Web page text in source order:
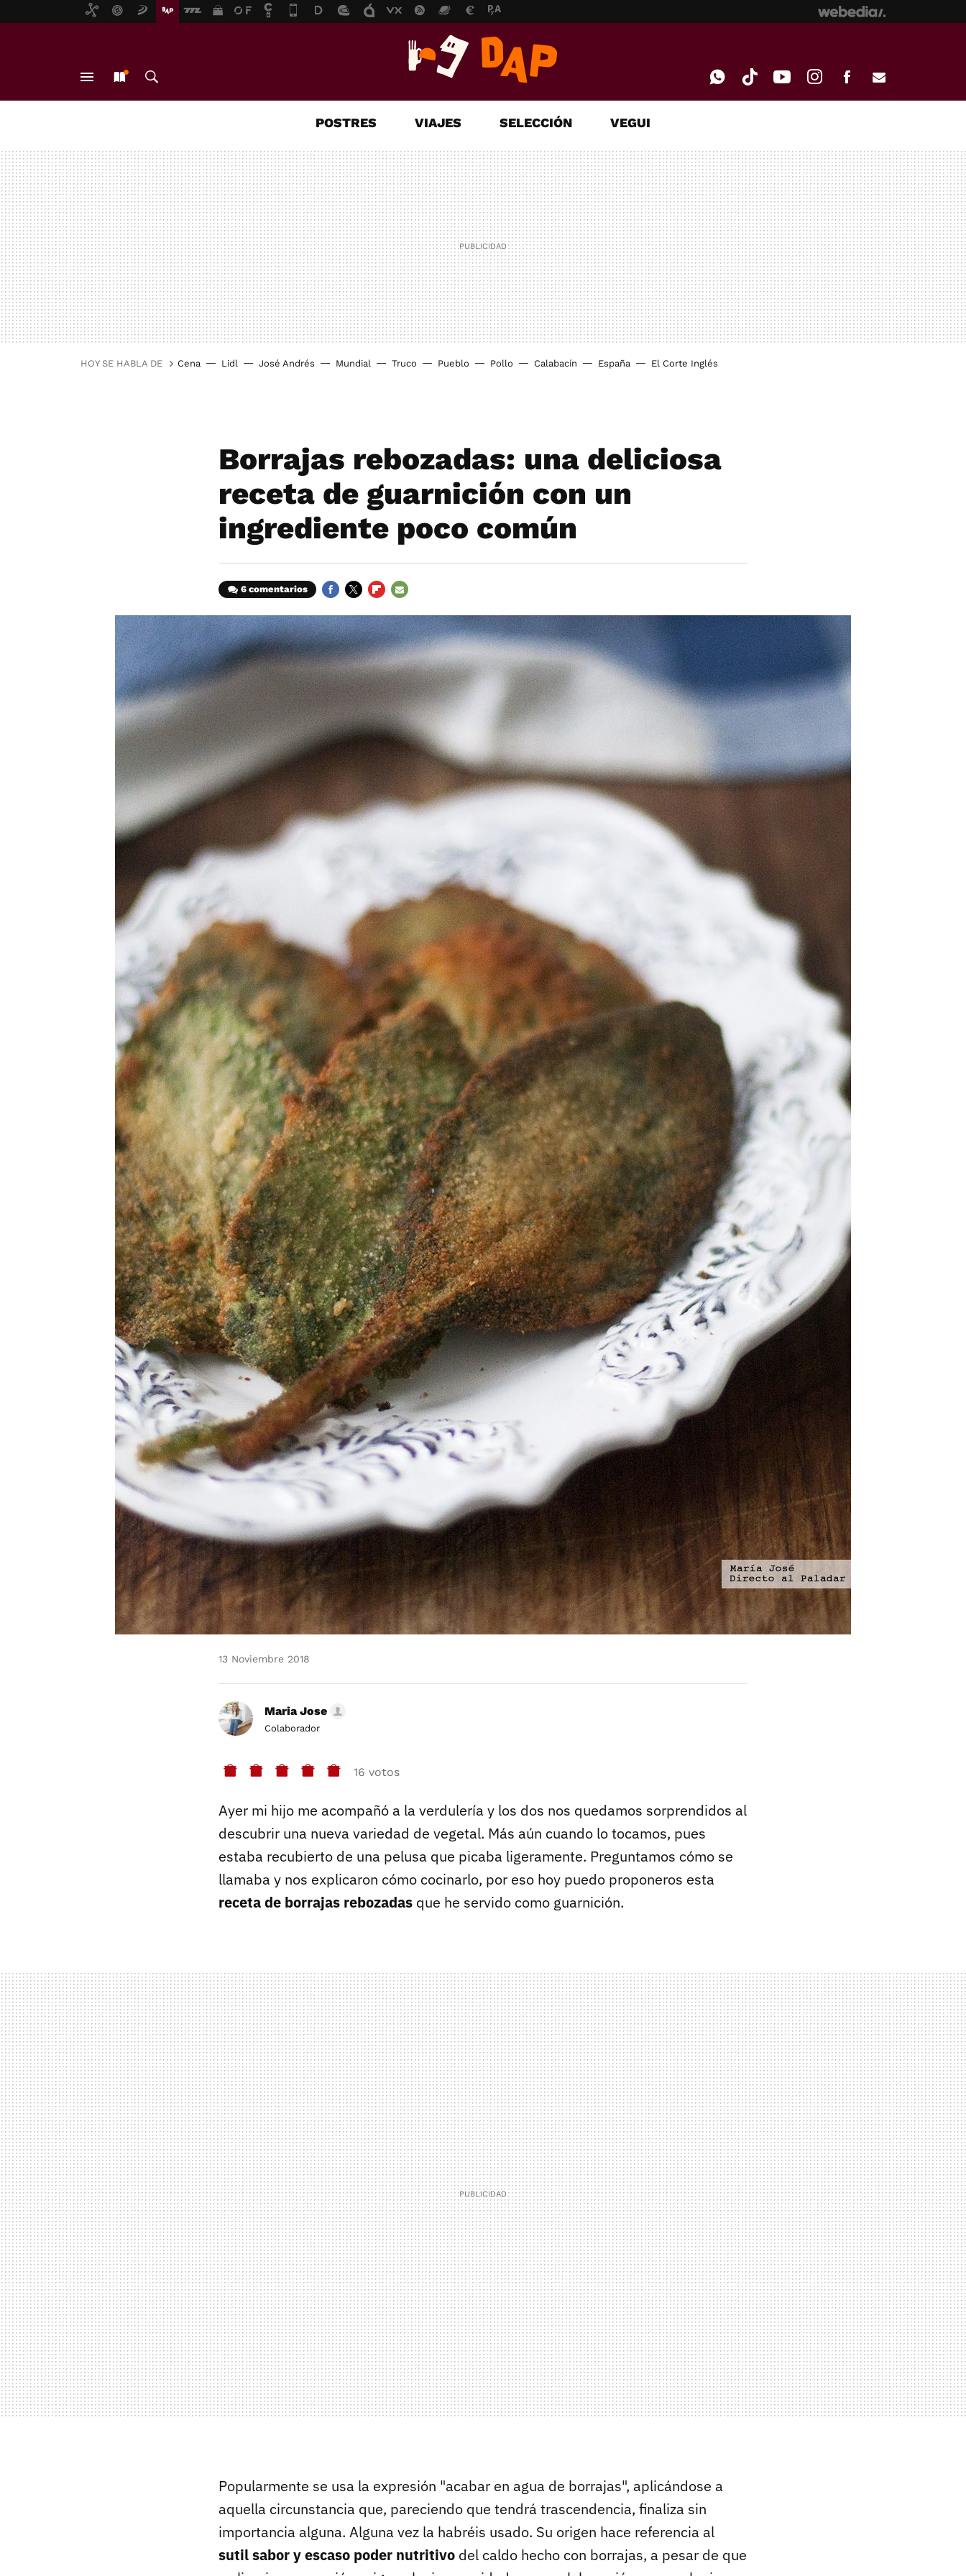
MAIL
POSTRES VIAJES SELECCIÓN VEGUI
HOY SE HABLA DE Cena Lidl José Andrés Mundial Truco Pueblo Pollo Calabacín España El Corte Inglés
Borrajas rebozadas: una deliciosa
receta de guarnición con un
ingrediente poco común
6 comentarios
MAIL
13 Noviembre 2018
Maria Jose
Colaborador
16 votos
Ayer mi hijo me acompañó a la verdulería y los dos nos quedamos sorprendidos al
descubrir una nueva variedad de vegetal. Más aún cuando lo tocamos, pues
estaba recubierto de una pelusa que picaba ligeramente. Preguntamos cómo se
llamaba y nos explicaron cómo cocinarlo, por eso hoy puedo proponeros esta
receta de borrajas rebozadas que he servido como guarnición.
Popularmente se usa la expresión "acabar en agua de borrajas", aplicándose a
aquella circunstancia que, pareciendo que tendrá trascendencia, finaliza sin
importancia alguna. Alguna vez la habréis usado. Su origen hace referencia al
sutil sabor y escaso poder nutritivo del caldo hecho con borrajas, a pesar de que